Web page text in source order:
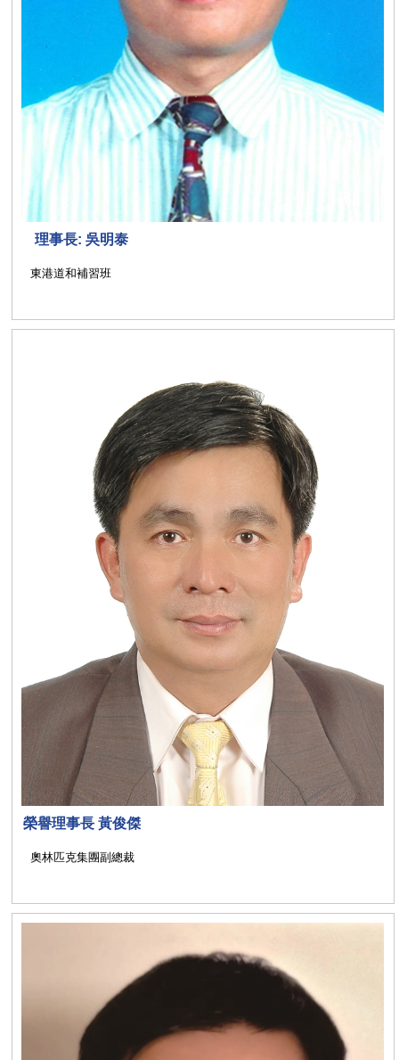
理事長: 吳明泰
東港道和補習班
榮譽理事長 黃俊傑
奧林匹克集團副總裁